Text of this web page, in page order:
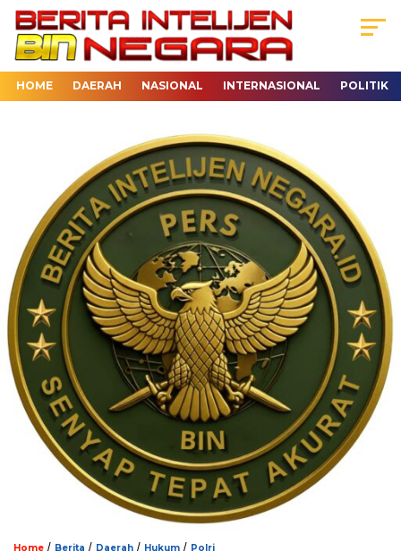
HOME DAERAH NASIONAL INTERNASIONAL POLITIK
Home / Berita / Daerah / Hukum / Polri